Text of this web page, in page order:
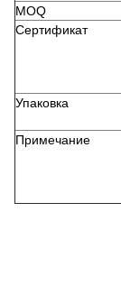
MOQ
Сертификат
Упаковка
Примечание